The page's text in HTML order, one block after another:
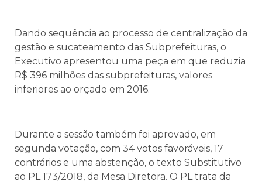
Dando sequência ao processo de centralização da
gestão e sucateamento das Subprefeituras, o
Executivo apresentou uma peça em que reduzia
R$ 396 milhões das subprefeituras, valores
inferiores ao orçado em 2016.
Durante a sessão também foi aprovado, em
segunda votação, com 34 votos favoráveis, 17
contrários e uma abstenção, o texto Substitutivo
ao PL 173/2018, da Mesa Diretora. O PL trata da